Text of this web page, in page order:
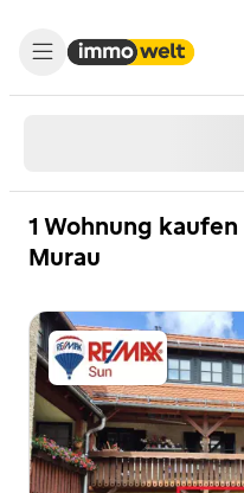
1 Wohnung
Murau